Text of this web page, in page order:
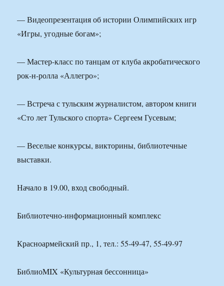
— Видеопрезентация об истории Олимпийских игр
«Игры, угодные богам»;
— Мастер-класс по танцам от клуба акробатического
рок-н-ролла «Аллегро»;
— Встреча с тульским журналистом, автором книги
«Сто лет Тульского спорта» Сергеем Гусевым;
— Веселые конкурсы, викторины, библиотечные
выставки.
Начало в 19.00, вход свободный.
Библиотечно-информационный комплекс
Красноармейский пр., 1, тел.: 55-49-47, 55-49-97
БиблиоMIX «Культурная бессонница»